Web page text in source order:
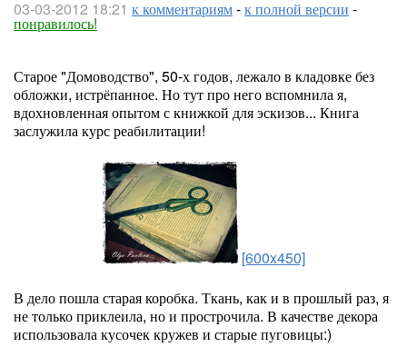
03-03-2012 18:21 к комментариям-к полной версии -
понравилось!
Старое "Домоводство", 50-х годов, лежало в кладовке без
обложки, истрёпанное. Но тут про него вспомнила я,
вдохновленная опытом с книжкой для эскизов... Книга
заслужила курс реабилитации!
[600x450]
В дело пошла старая коробка. Ткань, как и в прошлый раз, я
не только приклеила, но и прострочила. В качестве декора
использовала кусочек кружев и старые пуговицы:)